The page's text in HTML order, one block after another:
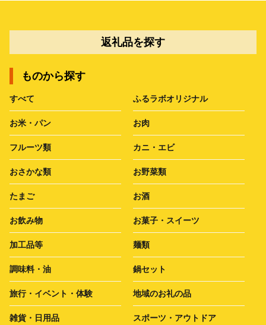
返礼品を探す
ものから探す
すべて ふるラボオリジナル
お米・パン お肉
フルーツ類 カニ・エビ
おさかな類 お野菜類
たまご お酒
お飲み物 お菓子・スイーツ
加工品等 麺類
調味料・油 鍋セット
旅行・イベント・体験 地域のお礼の品
雑貨・日用品 スポーツ・アウトドア